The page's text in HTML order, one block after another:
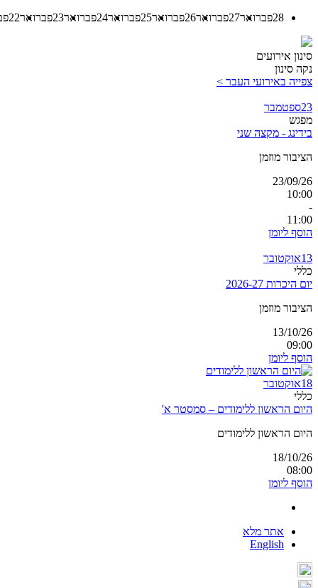
28פברואר27פברואר26פברואר25פברואר24פברואר23פברואר22
סינון אירועים
נקה סינון
צפייה באירועי העבר >
23ספטמבר
מפגש
בידינג - מקצה שני
הציבור מוזמן
23/09/26
10:00
-
11:00
הוסף ליומן
13אוקטובר
כללי
יום היכרות 2026-27
הציבור מוזמן
13/10/26
09:00
הוסף ליומן
18אוקטובר
כללי
היום הראשון ללימודים – סמסטר א'
היום הראשון ללימודים
18/10/26
08:00
הוסף ליומן
אתר מלא
English